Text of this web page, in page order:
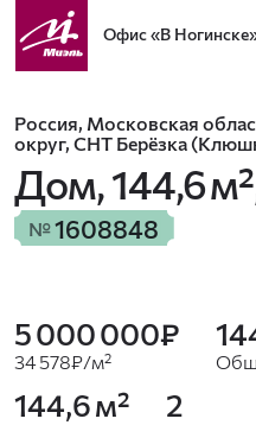
Офис«В
Россия, Московская
округ, СНТ Берёзка
Дом,144,6
№1608848
5 000 000₽
34 578₽/м²
144,6 м² 2